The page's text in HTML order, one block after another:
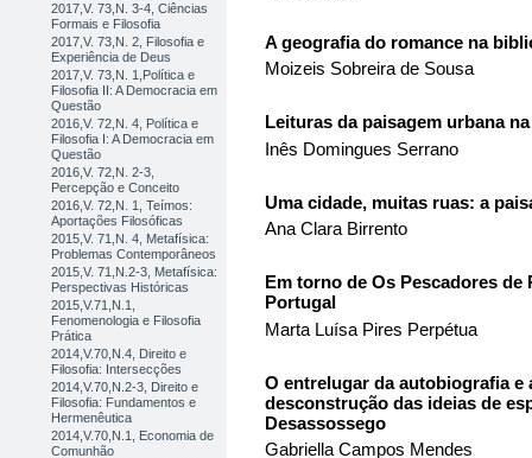
2017,V. 73,N. 3-4, Ciências
Formais e Filosofia
2017,V. 73,N. 2, Filosofia e
Experiência de Deus
2017,V. 73,N. 1,Política e
Filosofia II: A Democracia em
Questão
2016,V. 72,N. 4, Política e
Filosofia I: A Democracia em
Questão
2016,V. 72,N. 2-3,
Percepção e Conceito
2016,V. 72,N. 1, Teímos:
Aportações Filosóficas
2015,V. 71,N. 4, Metafísica:
Problemas Contemporâneos
2015,V. 71,N.2-3, Metafísica:
Perspectivas Históricas
2015,V.71,N.1,
Fenomenologia e Filosofia
Prática
2014,V.70,N.4, Direito e
Filosofia: Intersecções
2014,V.70,N.2-3, Direito e
Filosofia: Fundamentos e
Hermenêutica
2014,V.70,N.1, Economia de
Comunhão
A geografia do romance na
Moizeis Sobreira de Sousa
Leituras da paisagem urbana
Inês Domingues Serrano
Uma cidade, muitas ruas: a
Ana Clara Birrento
Em torno de Os Pescadores
Portugal
Marta Luísa Pires Perpétua
O entrelugar da autobiografia e
desconstrução das ideias de
Desassossego
Gabriella Campos Mendes